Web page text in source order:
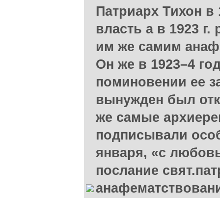
Патриарх Тихон в
власть а в 1923
им же самим
Он же в 1923–4
поминовении ее
вынужден был
же самые
подписывали
января, «с
послание